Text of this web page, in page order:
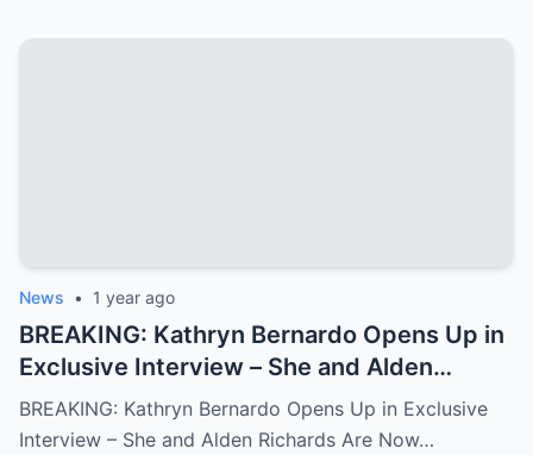
News • 1 year ago
BREAKING: Kathryn Bernardo Opens Up in
Exclusive Interview – She and Alden
Richards Are Now Officially Together
BREAKING: Kathryn Bernardo Opens Up in Exclusive
Interview – She and Alden Richards Are Now…